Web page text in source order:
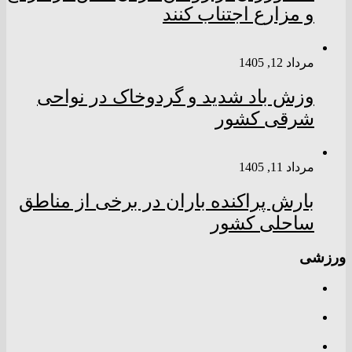
و مزارع اجتناب کنند
مرداد 12, 1405
وزش باد شدید و گردوخاک در نواحی
شرقی کشور
مرداد 11, 1405
بارش پراکنده باران در برخی از مناطق
ساحلی کشور
ورزشی